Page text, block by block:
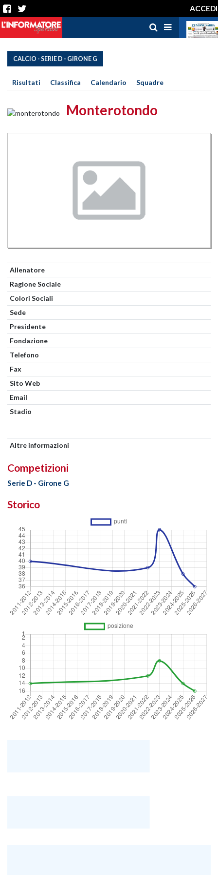
ACCEDI
CALCIO - SERIE D - GIRONE G
Risultati Classifica Calendario Squadre
Monterotondo
Allenatore
Ragione Sociale
Colori Sociali
Sede
Presidente
Fondazione
Telefono
Fax
Sito Web
Email
Stadio
Altre informazioni
Competizioni
Serie D - Girone G
Storico